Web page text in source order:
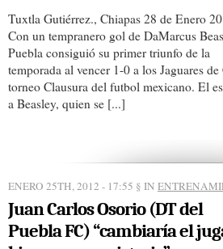
Tuxtla Gutiérrez., Chiapas 28 de Enero
Con un tempranero gol de DaMarcus
Puebla consiguió su primer triunfo de la
temporada al vencer 1-0 a los Jaguares
torneo Clausura del futbol mexicano. El
a Beasley, quien se [...]
ENERO 25TH, 2012 - 17:55 § IN
Juan Carlos Osorio (DT del
Puebla FC) “cambiaría el